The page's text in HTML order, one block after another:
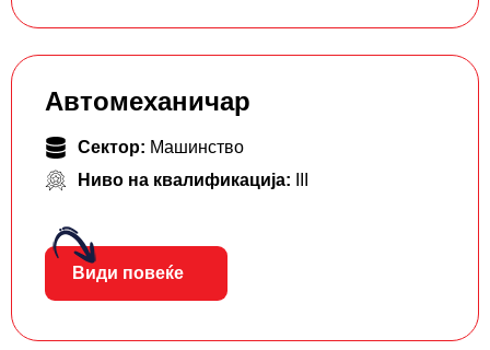
Автомеханичар
Сектор: Машинство
Ниво на квалификација:
Види повеќе